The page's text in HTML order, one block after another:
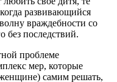
развивающийся
враждебности со
без последствий.
проблеме
мер, которые
самим решать,